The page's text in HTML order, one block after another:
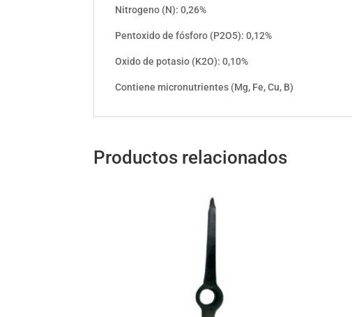
Nitrogeno (N): 0,26%
Pentoxido de fósforo (P2O5): 0,12%
Oxido de potasio (K2O): 0,10%
Contiene micronutrientes (Mg, Fe, Cu, B)
Productos relacionados